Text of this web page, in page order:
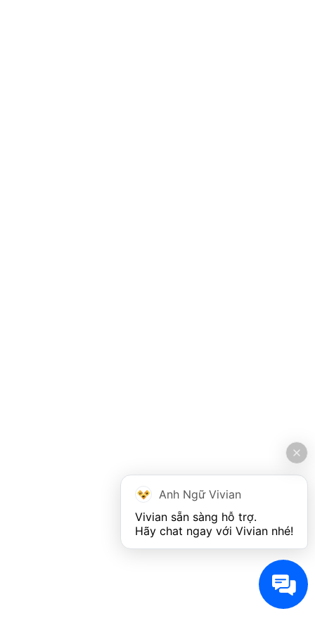
Anh Ngữ Vivian
Vivian sẵn sàng hỗ trợ.
Hãy chat ngay với Vivian nhé!